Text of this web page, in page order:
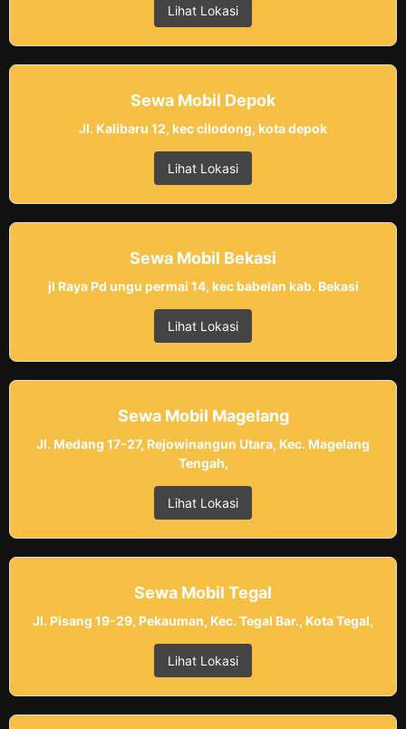
Lihat Lokasi
Sewa Mobil Depok
Jl. Kalibaru 12, kec cilodong, kota depok
Lihat Lokasi
Sewa Mobil Bekasi
jl Raya Pd ungu permai 14, kec babelan kab. Bekasi
Lihat Lokasi
Sewa Mobil Magelang
Jl. Medang 17-27, Rejowinangun Utara, Kec. Magelang
Tengah,
Lihat Lokasi
Sewa Mobil Tegal
Jl. Pisang 19-29, Pekauman, Kec. Tegal Bar., Kota Tegal,
Lihat Lokasi